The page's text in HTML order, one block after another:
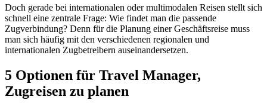
Doch gerade bei internationalen oder multimodalen Reisen stellt sich
schnell eine zentrale Frage: Wie findet man die passende
Zugverbindung? Denn für die Planung einer Geschäftsreise muss
man sich häufig mit den verschiedenen regionalen und
internationalen Zugbetreibern auseinandersetzen.
5 Optionen für Travel Manager,
Zugreisen zu planen